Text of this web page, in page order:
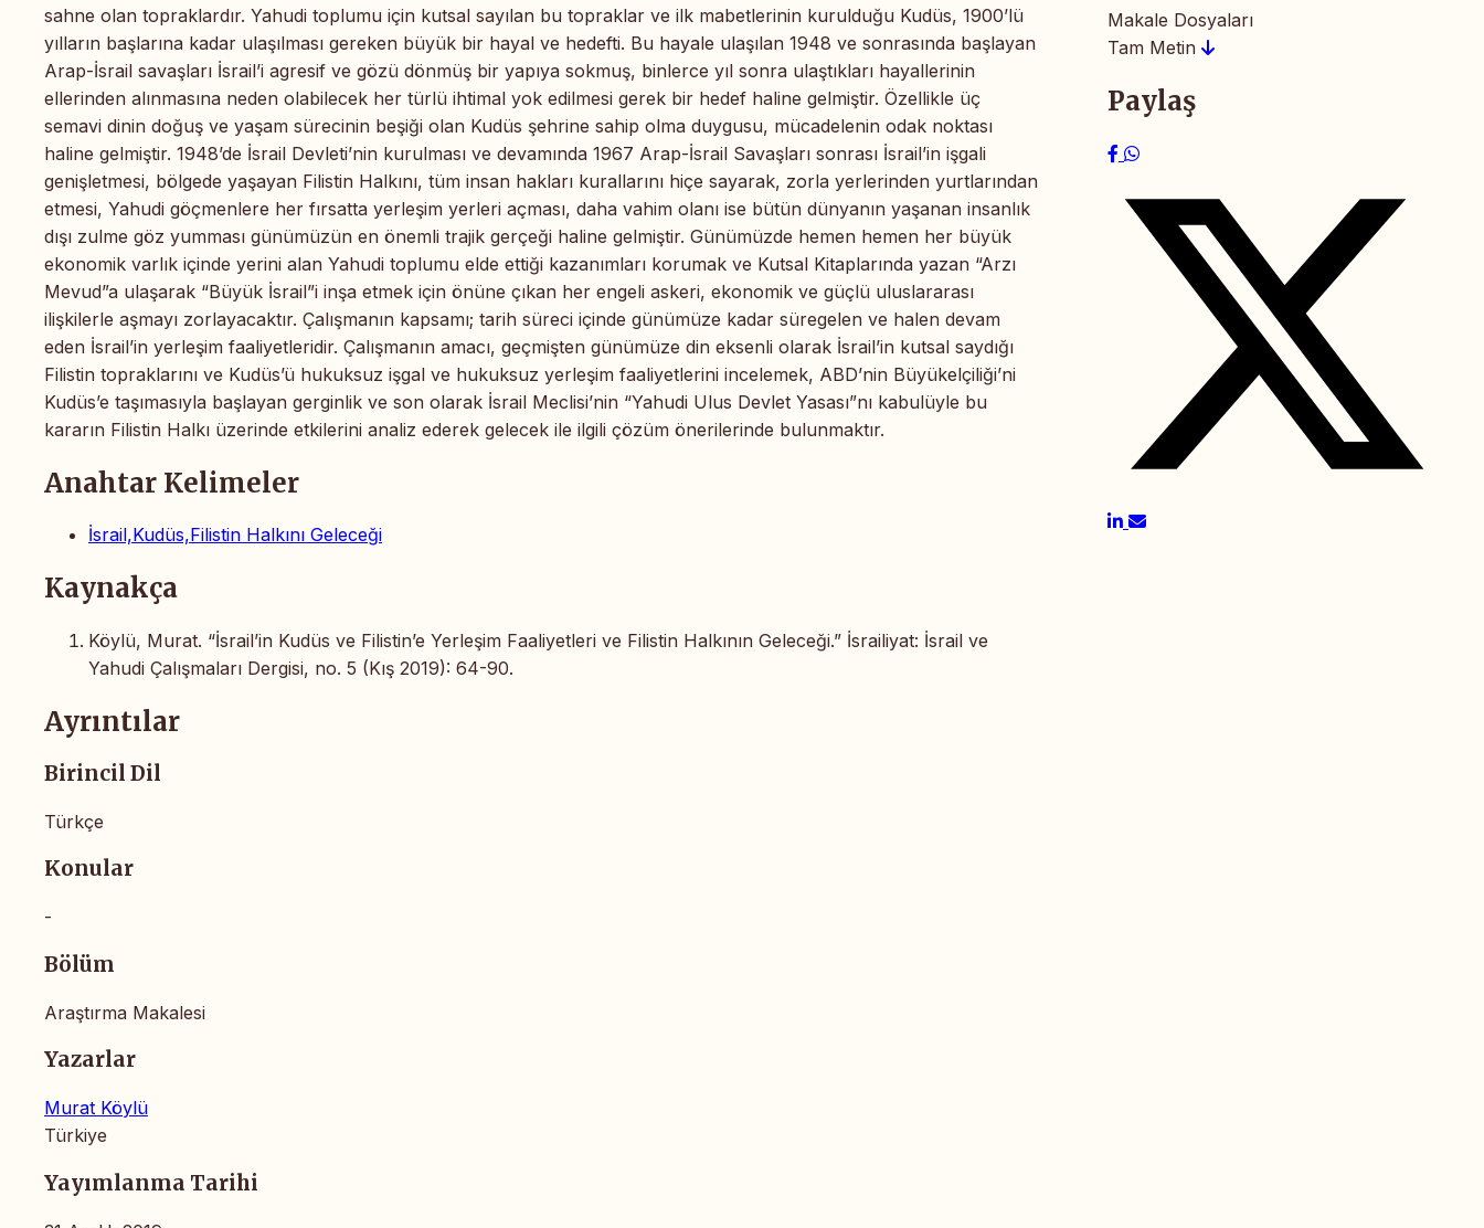
sahne olan topraklardır. Yahudi toplumu için kutsal sayılan bu topraklar ve ilk mabetlerinin kurulduğu Kudüs, 1900’lü
yılların başlarına kadar ulaşılması gereken büyük bir hayal ve hedefti. Bu hayale ulaşılan 1948 ve sonrasında başlayan
Arap-İsrail savaşları İsrail’i agresif ve gözü dönmüş bir yapıya sokmuş, binlerce yıl sonra ulaştıkları hayallerinin
ellerinden alınmasına neden olabilecek her türlü ihtimal yok edilmesi gerek bir hedef haline gelmiştir. Özellikle üç
semavi dinin doğuş ve yaşam sürecinin beşiği olan Kudüs şehrine sahip olma duygusu, mücadelenin odak noktası
haline gelmiştir. 1948’de İsrail Devleti’nin kurulması ve devamında 1967 Arap-İsrail Savaşları sonrası İsrail’in işgali
genişletmesi, bölgede yaşayan Filistin Halkını, tüm insan hakları kurallarını hiçe sayarak, zorla yerlerinden yurtlarından
etmesi, Yahudi göçmenlere her fırsatta yerleşim yerleri açması, daha vahim olanı ise bütün dünyanın yaşanan insanlık
dışı zulme göz yumması günümüzün en önemli trajik gerçeği haline gelmiştir. Günümüzde hemen hemen her büyük
ekonomik varlık içinde yerini alan Yahudi toplumu elde ettiği kazanımları korumak ve Kutsal Kitaplarında yazan “Arzı
Mevud”a ulaşarak “Büyük İsrail”i inşa etmek için önüne çıkan her engeli askeri, ekonomik ve güçlü uluslararası
ilişkilerle aşmayı zorlayacaktır. Çalışmanın kapsamı; tarih süreci içinde günümüze kadar süregelen ve halen devam
eden İsrail’in yerleşim faaliyetleridir. Çalışmanın amacı, geçmişten günümüze din eksenli olarak İsrail’in kutsal saydığı
Filistin topraklarını ve Kudüs’ü hukuksuz işgal ve hukuksuz yerleşim faaliyetlerini incelemek, ABD’nin Büyükelçiliği’ni
Kudüs’e taşımasıyla başlayan gerginlik ve son olarak İsrail Meclisi’nin “Yahudi Ulus Devlet Yasası”nı kabulüyle bu
kararın Filistin Halkı üzerinde etkilerini analiz ederek gelecek ile ilgili çözüm önerilerinde bulunmaktır.
Anahtar Kelimeler
İsrail,Kudüs,Filistin Halkını Geleceği
Kaynakça
Köylü, Murat. “İsrail’in Kudüs ve Filistin’e Yerleşim Faaliyetleri ve Filistin Halkının Geleceği.” İsrailiyat: İsrail ve
Yahudi Çalışmaları Dergisi, no. 5 (Kış 2019): 64-90.
Ayrıntılar
Birincil Dil
Türkçe
Konular
-
Bölüm
Araştırma Makalesi
Yazarlar
Murat Köylü
Türkiye
Yayımlanma Tarihi
Makale Dosyaları
Tam Metin
Paylaş